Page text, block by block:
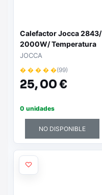
Calefactor Jocca 2843/
2000W/ Temperatura
Regulable
JOCCA
� � � � �(99)
25,00 €
0 unidades
NO DISPONIBLE